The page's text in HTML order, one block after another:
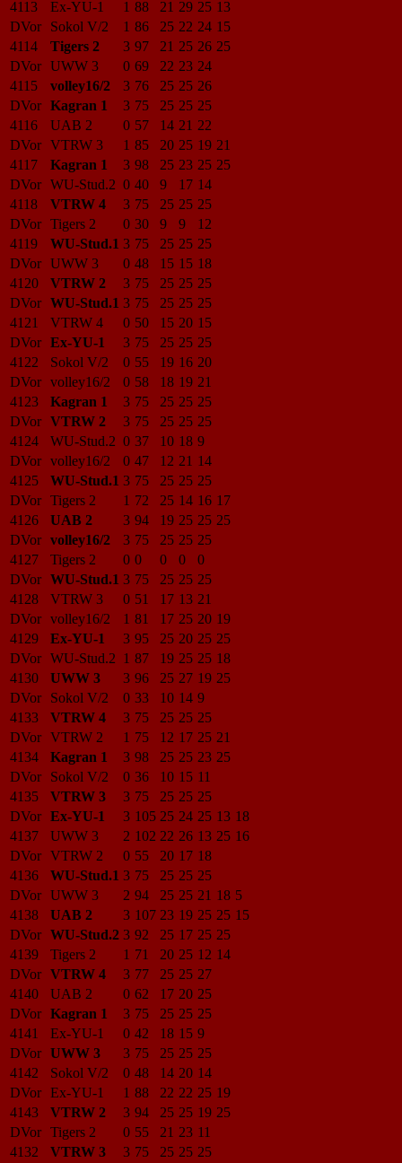
4113 Ex-YU-1 1 88 21 29 25 13
DVor
Sokol V/2 1 86 25 22 24 15
4114
Tigers 2 3 97 21 25 26 25
DVor UWW 3 0 69 22 23 24
4115
volley16/2 3 76 25 25 26
DVor Kagran 1 3 75 25 25 25
4116
UAB 2 0 57 14 21 22
DVor VTRW 3 1 85 20 25 19 21
4117
Kagran 1 3 98 25 23 25 25
DVor WU-Stud.2 0 40 9 17 14
4118
VTRW 4 3 75 25 25 25
DVor Tigers 2 0 30 9 9
12
4119
WU-Stud.1 3 75 25 25 25
DVor UWW 3 0 48 15 15 18
4120
VTRW 2 3 75 25 25 25
DVor WU-Stud.1 3 75 25 25 25
4121
VTRW 4 0 50 15 20 15
DVor Ex-YU-1 3 75 25 25 25
4122
Sokol V/2 0 55 19 16 20
DVor volley16/2 0 58 18 19 21
4123
Kagran 1 3 75 25 25 25
DVor VTRW 2 3 75 25 25 25
4124
WU-Stud.2 0 37 10 18 9
DVor volley16/2 0 47 12 21 14
4125
WU-Stud.1 3 75 25 25 25
DVor Tigers 2 1 72 25 14 16 17
4126
UAB 2 3 94 19 25 25 25
DVor volley16/2 3 75 25 25 25
4127
Tigers 2 0 0 0 0
0
DVor WU-Stud.1 3 75 25 25 25
4128
VTRW 3 0 51 17 13 21
DVor volley16/2 1 81 17 25 20 19
4129
Ex-YU-1 3 95 25 20 25 25
DVor WU-Stud.2 1 87 19 25 25 18
4130
UWW 3 3 96 25 27 19 25
DVor
Sokol V/2 0 33 10 14 9
4133
VTRW 4 3 75 25 25 25
DVor VTRW 2 1 75 12 17 25 21
4134
Kagran 1 3 98 25 25 23 25
DVor
Sokol V/2 0 36 10 15 11
4135
VTRW 3 3 75 25 25 25
DVor Ex-YU-1 3 105 25 24 25 13 18
4137
UWW 3 2 102 22 26 13 25 16
DVor VTRW 2 0 55 20 17 18
4136
WU-Stud.1 3 75 25 25 25
DVor UWW 3 2 94 25 25 21 18 5
4138
UAB 2 3 107 23 19 25 25 15
DVor WU-Stud.2 3 92 25 17 25 25
4139
Tigers 2 1 71 20 25 12 14
DVor VTRW 4 3 77 25 25 27
4140
UAB 2 0 62 17 20 25
DVor Kagran 1 3 75 25 25 25
4141
Ex-YU-1 0 42 18 15 9
DVor UWW 3 3 75 25 25 25
4142
Sokol V/2 0 48 14 20 14
DVor Ex-YU-1 1 88 22 22 25 19
4143
VTRW 2 3 94 25 25 19 25
DVor Tigers 2 0 55 21 23 11
4132
VTRW 3 3 75 25 25 25